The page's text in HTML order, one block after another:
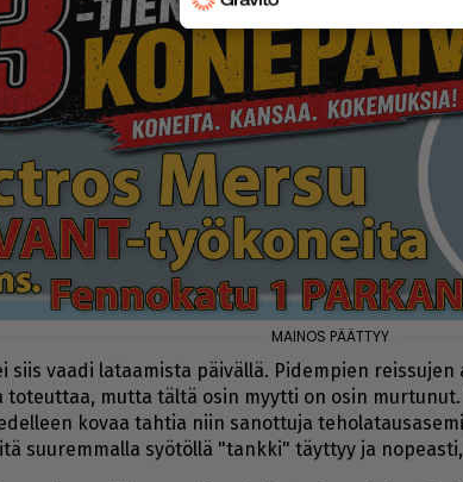
siis vaa­di la­taa­mis­ta päi­väl­lä. Pi­dem­pien
to­teut­taa, mut­ta täl­tä osin myyt­ti on osin mur­tu­nut.
ko­vaa tah­tia niin sa­not­tu­ja
suu­rem­mal­la syö­töl­lä "tank­ki" täyt­tyy ja